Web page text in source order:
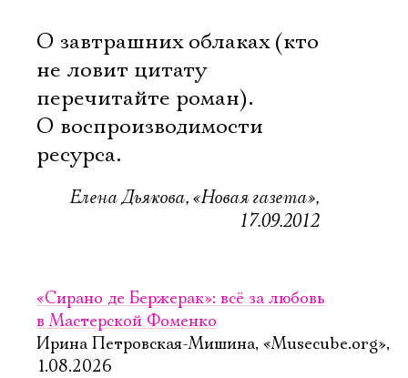
О завтрашних облаках (кто
не ловит цитату 
перечитайте роман).
О воспроизводимости
ресурса.
Елена Дьякова, «Новая газета»,
17.09.2012
«Сирано де Бержерак»: всё за любовь
в Мастерской Фоменко
Ирина Петровская-Мишина, «Musecube.org»,
1.08.2026